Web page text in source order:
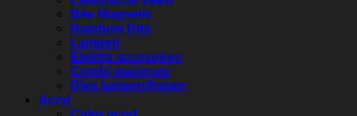
Bits Magnetic
Rainbow Bits
Lampen
Elektra accesoires
Combi manicure
Diva lampen/frezen
Acryl